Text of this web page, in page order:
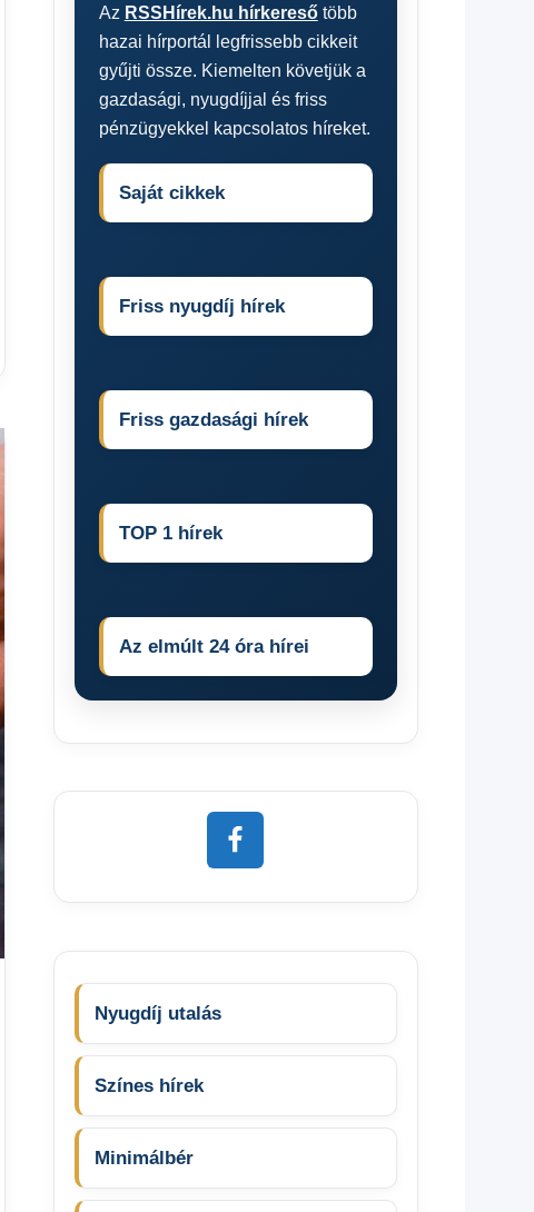
Az RSSHírek.hu hírkeresőtöbb
hazai hírportál legfrissebb cikkeit
gyűjti össze. Kiemelten követjük a
gazdasági, nyugdíjjal és friss
pénzügyekkel kapcsolatos híreket.
Saját cikkek
Friss nyugdíj hírek
Friss gazdasági hírek
TOP 1 hírek
Az elmúlt 24 óra hírei
Nyugdíj utalás
Színes hírek
Minimálbér